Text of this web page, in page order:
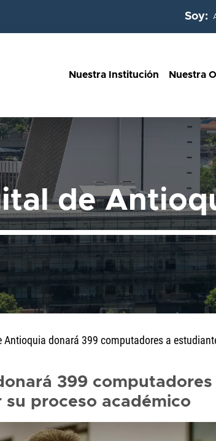
Soy:
Nuestra Institución Nuestra
de
Antioquia donará 399 computadores a
399 computadores
proceso académico